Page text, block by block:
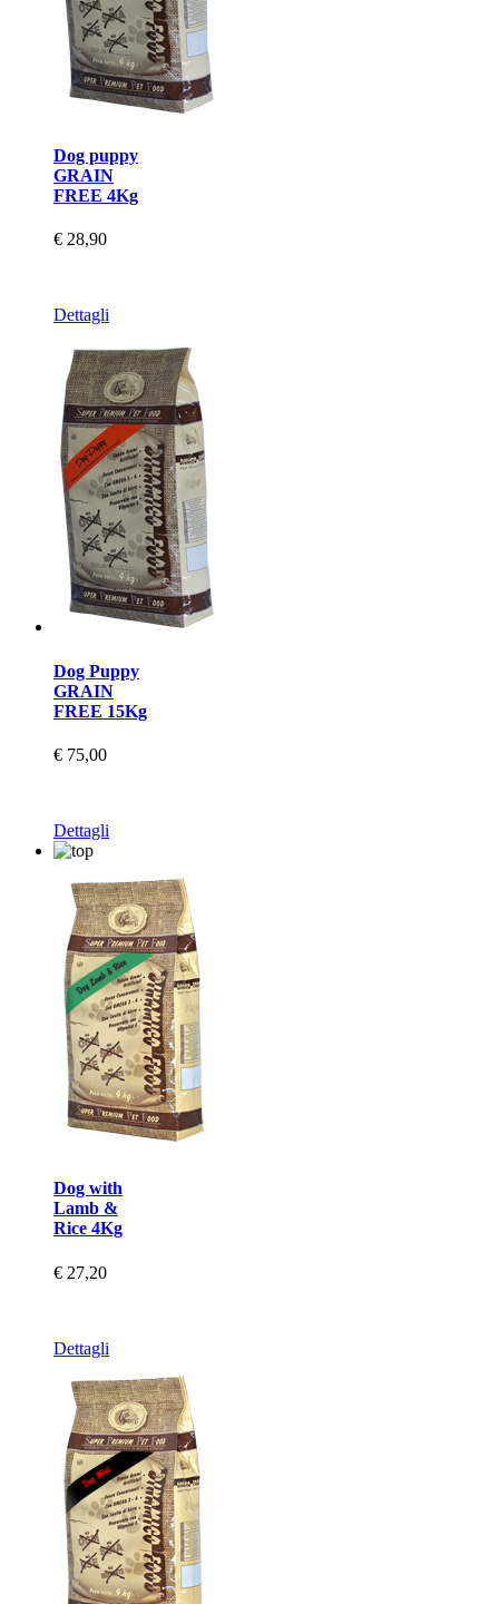
Dog puppy
GRAIN
FREE 4Kg
€ 28,90
Dettagli
Dog Puppy
GRAIN
FREE 15Kg
€ 75,00
Dettagli
Dog with
Lamb &
Rice 4Kg
€ 27,20
Dettagli